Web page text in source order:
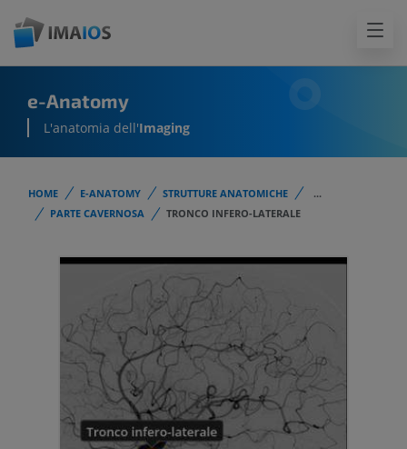
e-Anatomy
L'anatomia dell'Imaging
HOME E-ANATOMY STRUTTURE ANATOMICHE
...
PARTE CAVERNOSA
TRONCO INFERO-LATERALE